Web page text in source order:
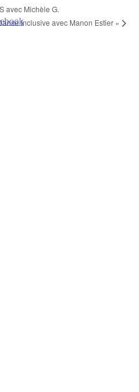
avec Michèle G.
Inclusive avec Manon Estier »